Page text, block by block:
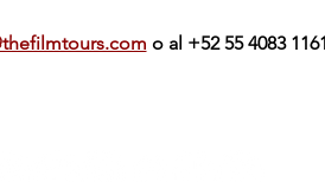
o al ‭+‭52 55 4083 1161‬